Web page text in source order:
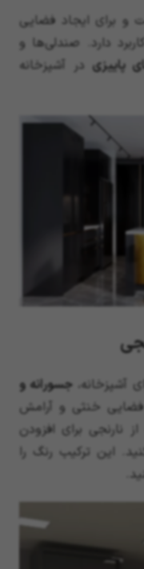
و برای ایجاد فضایی
دارد. صندلی‌ها و
پاییزی در آشپزخانه
آشپزخانه،جسورانه و
خنثی و آرامش
نارنجی برای افزودن
این ترکیب رنگ را